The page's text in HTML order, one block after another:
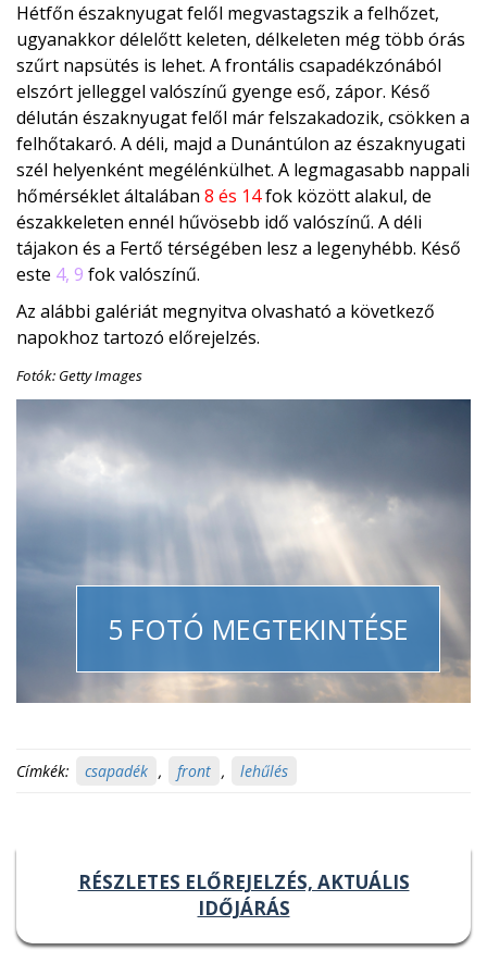
Hétfőn északnyugat felől megvastagszik a felhőzet,
ugyanakkor délelőtt keleten, délkeleten még több órás
szűrt napsütés is lehet. A frontális csapadékzónából
elszórt jelleggel valószínű gyenge eső, zápor. Késő
délután északnyugat felől már felszakadozik, csökken a
felhőtakaró. A déli, majd a Dunántúlon az északnyugati
szél helyenként megélénkülhet. A legmagasabb nappali
hőmérséklet általában 8 és 14fok között alakul, de
északkeleten ennél hűvösebb idő valószínű. A déli
tájakon és a Fertő térségében lesz a legenyhébb. Késő
este 4, 9 fok valószínű.
Az alábbi galériát megnyitva olvasható a következő
napokhoz tartozó előrejelzés.
Fotók: Getty Images
5 FOTÓ MEGTEKINTÉSE
Címkék: csapadék , front , lehűlés
RÉSZLETES ELŐREJELZÉS, AKTUÁLIS
IDŐJÁRÁS